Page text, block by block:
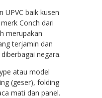
UPVC baik kusen
merk Conch dari
merupakan
terjamin dan
negara.
atau model
(geser), folding
mati dan panel.